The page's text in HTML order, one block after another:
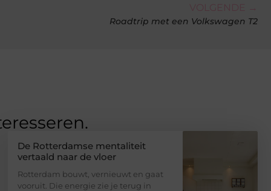
VOLGENDE →
Roadtrip met een Volkswagen T2
De Rotterdamse mentaliteit
vertaald naar de vloer
Rotterdam bouwt, vernieuwt en gaat
vooruit. Die energie zie je terug in